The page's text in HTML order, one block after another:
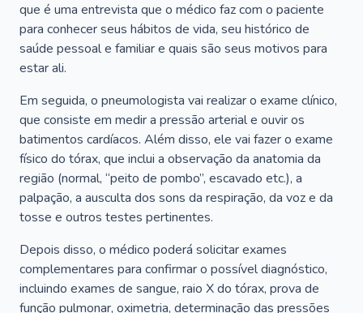
que é uma entrevista que o médico faz com o paciente
para conhecer seus hábitos de vida, seu histórico de
saúde pessoal e familiar e quais são seus motivos para
estar ali.
Em seguida, o pneumologista vai realizar o exame clínico,
que consiste em medir a pressão arterial e ouvir os
batimentos cardíacos. Além disso, ele vai fazer o exame
físico do tórax, que inclui a observação da anatomia da
região (normal, “peito de pombo”, escavado etc.), a
palpação, a ausculta dos sons da respiração, da voz e da
tosse e outros testes pertinentes.
Depois disso, o médico poderá solicitar exames
complementares para confirmar o possível diagnóstico,
incluindo exames de sangue, raio X do tórax, prova de
função pulmonar, oximetria, determinação das pressões